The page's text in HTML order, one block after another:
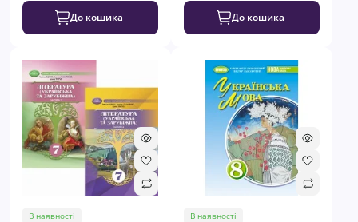
До кошика До кошика
В наявності В наявності